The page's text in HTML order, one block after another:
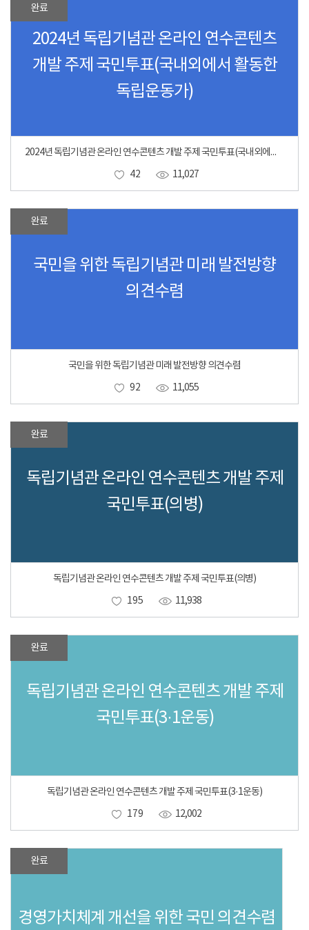
완료
2024년 독립기념관 온라인 연수콘텐츠
개발 주제 국민투표(국내외에서 활동한
독립운동가)
2024년 독립기념관 온라인 연수콘텐츠 개발 주제 국민투표(국내외에서 활동한 독립운동가)
42
11,027
완료
국민을 위한 독립기념관 미래 발전방향
의견수렴
국민을 위한 독립기념관 미래 발전방향 의견수렴
92
11,055
완료
독립기념관 온라인 연수콘텐츠 개발 주제
국민투표(의병)
독립기념관 온라인 연수콘텐츠 개발 주제 국민투표(의병)
195
11,938
완료
독립기념관 온라인 연수콘텐츠 개발 주제
국민투표(3·1운동)
독립기념관 온라인 연수콘텐츠 개발 주제 국민투표(3·1운동)
179
12,002
완료
경영가치체계 개선을 위한 국민 의견수렴